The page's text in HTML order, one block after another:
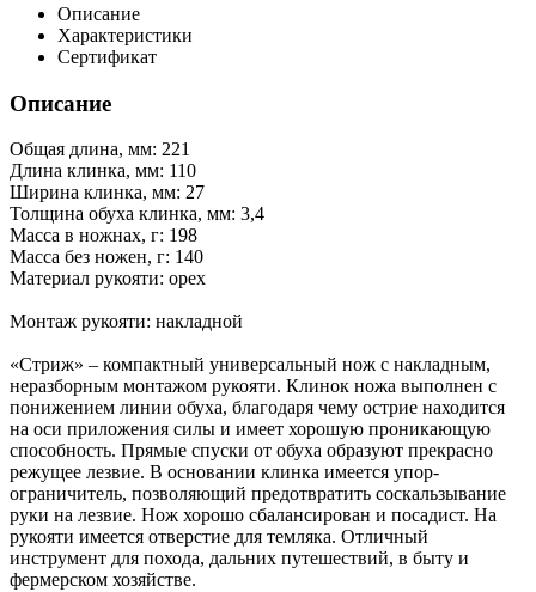
Описание
Характеристики
Сертификат
Описание
Общая длина, мм: 221
Длина клинка, мм: 110
Ширина клинка, мм: 27
Толщина обуха клинка, мм: 3,4
Масса в ножнах, г: 198
Масса без ножен, г: 140
Материал рукояти: орех
Монтаж рукояти: накладной
«Стриж» – компактный универсальный нож с накладным,
неразборным монтажом рукояти. Клинок ножа выполнен с
понижением линии обуха, благодаря чему острие находится
на оси приложения силы и имеет хорошую проникающую
способность. Прямые спуски от обуха образуют прекрасно
режущее лезвие. В основании клинка имеется упор-
ограничитель, позволяющий предотвратить соскальзывание
руки на лезвие. Нож хорошо сбалансирован и посадист. На
рукояти имеется отверстие для темляка. Отличный
инструмент для похода, дальних путешествий, в быту и
фермерском хозяйстве.